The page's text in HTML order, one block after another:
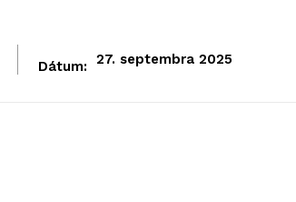
Dátum: 27. septembra 2025